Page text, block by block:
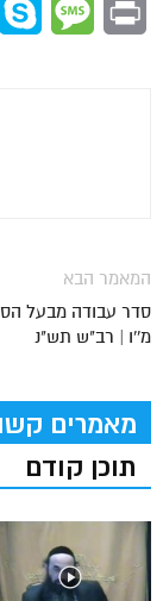
Print
המאמר הבא
סדר עבודה מבעל
מ''ו | רב"ש תש"נ
מאמרים
תוכן קודם